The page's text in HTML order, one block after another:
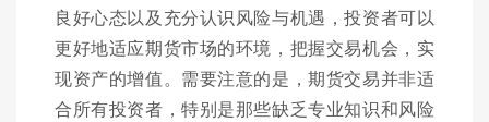
良好心态以及充分认识风险与机遇，投资者可以
更好地适应期货市场的环境，把握交易机会，实
现资产的增值。需要注意的是，期货交易并非适
合所有投资者，特别是那些缺乏专业知识和风险